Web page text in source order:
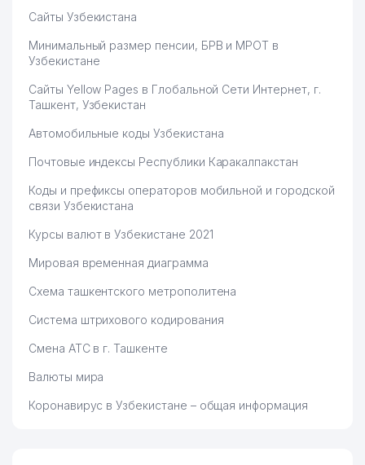
Сайты Узбекистана
Минимальный размер пенсии, БРВ и МРОТ в
Узбекистане
Сайты Yellow Pages в Глобальной Сети Интернет, г.
Ташкент, Узбекистан
Автомобильные коды Узбекистана
Почтовые индексы Республики Каракалпакстан
Коды и префиксы операторов мобильной и городской
связи Узбекистана
Курсы валют в Узбекистане 2021
Мировая временная диаграмма
Схема ташкентского метрополитена
Система штрихового кодирования
Смена АТС в г. Ташкенте
Валюты мира
Коронавирус в Узбекистане – общая информация